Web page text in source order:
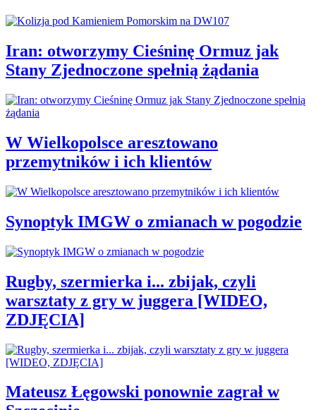
Iran: otworzymy Cieśninę Ormuz jak
Stany Zjednoczone spełnią żądania
W Wielkopolsce aresztowano
przemytników i ich klientów
Synoptyk IMGW o zmianach w pogodzie
Rugby, szermierka i... zbijak, czyli
warsztaty z gry w juggera [WIDEO,
ZDJĘCIA]
Mateusz Łęgowski ponownie zagrał w